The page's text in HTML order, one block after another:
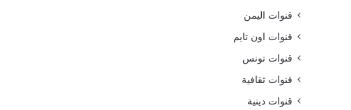
قنوات اليمن
قنوات اون تايم
قنوات تونس
قنوات ثقافية
قنوات دينية